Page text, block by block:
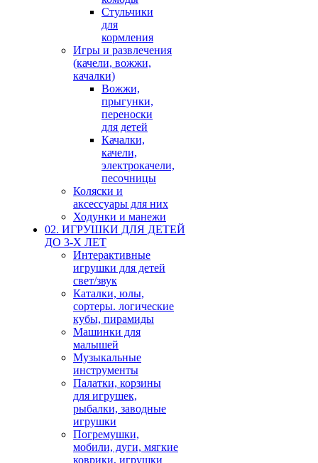
Стульчики
для
кормления
Игры и развлечения
(качели, вожжи,
качалки)
Вожжи,
прыгунки,
переноски
для детей
Качалки,
качели,
электрокачели,
песочницы
Коляски и
аксессуары для них
Ходунки и манежи
02. ИГРУШКИ ДЛЯ ДЕТЕЙ
ДО 3-Х ЛЕТ
Интерактивные
игрушки для детей
свет/звук
Каталки, юлы,
сортеры. логические
кубы, пирамиды
Машинки для
малышей
Музыкальные
инструменты
Палатки, корзины
для игрушек,
рыбалки, заводные
игрушки
Погремушки,
мобили, дуги, мягкие
коврики, игрушки